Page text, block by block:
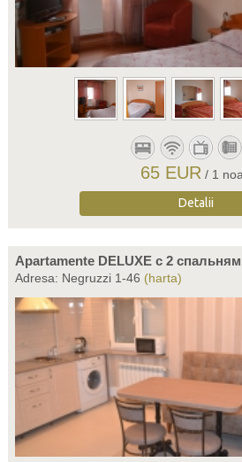
65 EUR / 1
Detalii
Apartamente DELUXE c 2
Adresa: Negruzzi 1-46 (harta)